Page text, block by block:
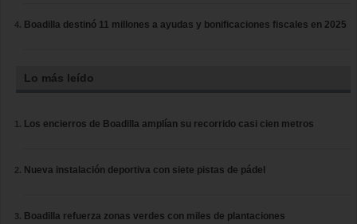
Boadilla destinó 11 millones a ayudas y bonificaciones fiscales en 2025
Lo más leído
Los encierros de Boadilla amplían su recorrido casi cien metros
Nueva instalación deportiva con siete pistas de pádel
Boadilla refuerza zonas verdes con miles de plantaciones